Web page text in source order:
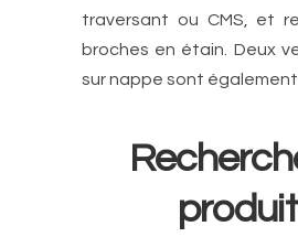
traversant ou CMS, et
broches en étain. Deux
sur nappe sont également